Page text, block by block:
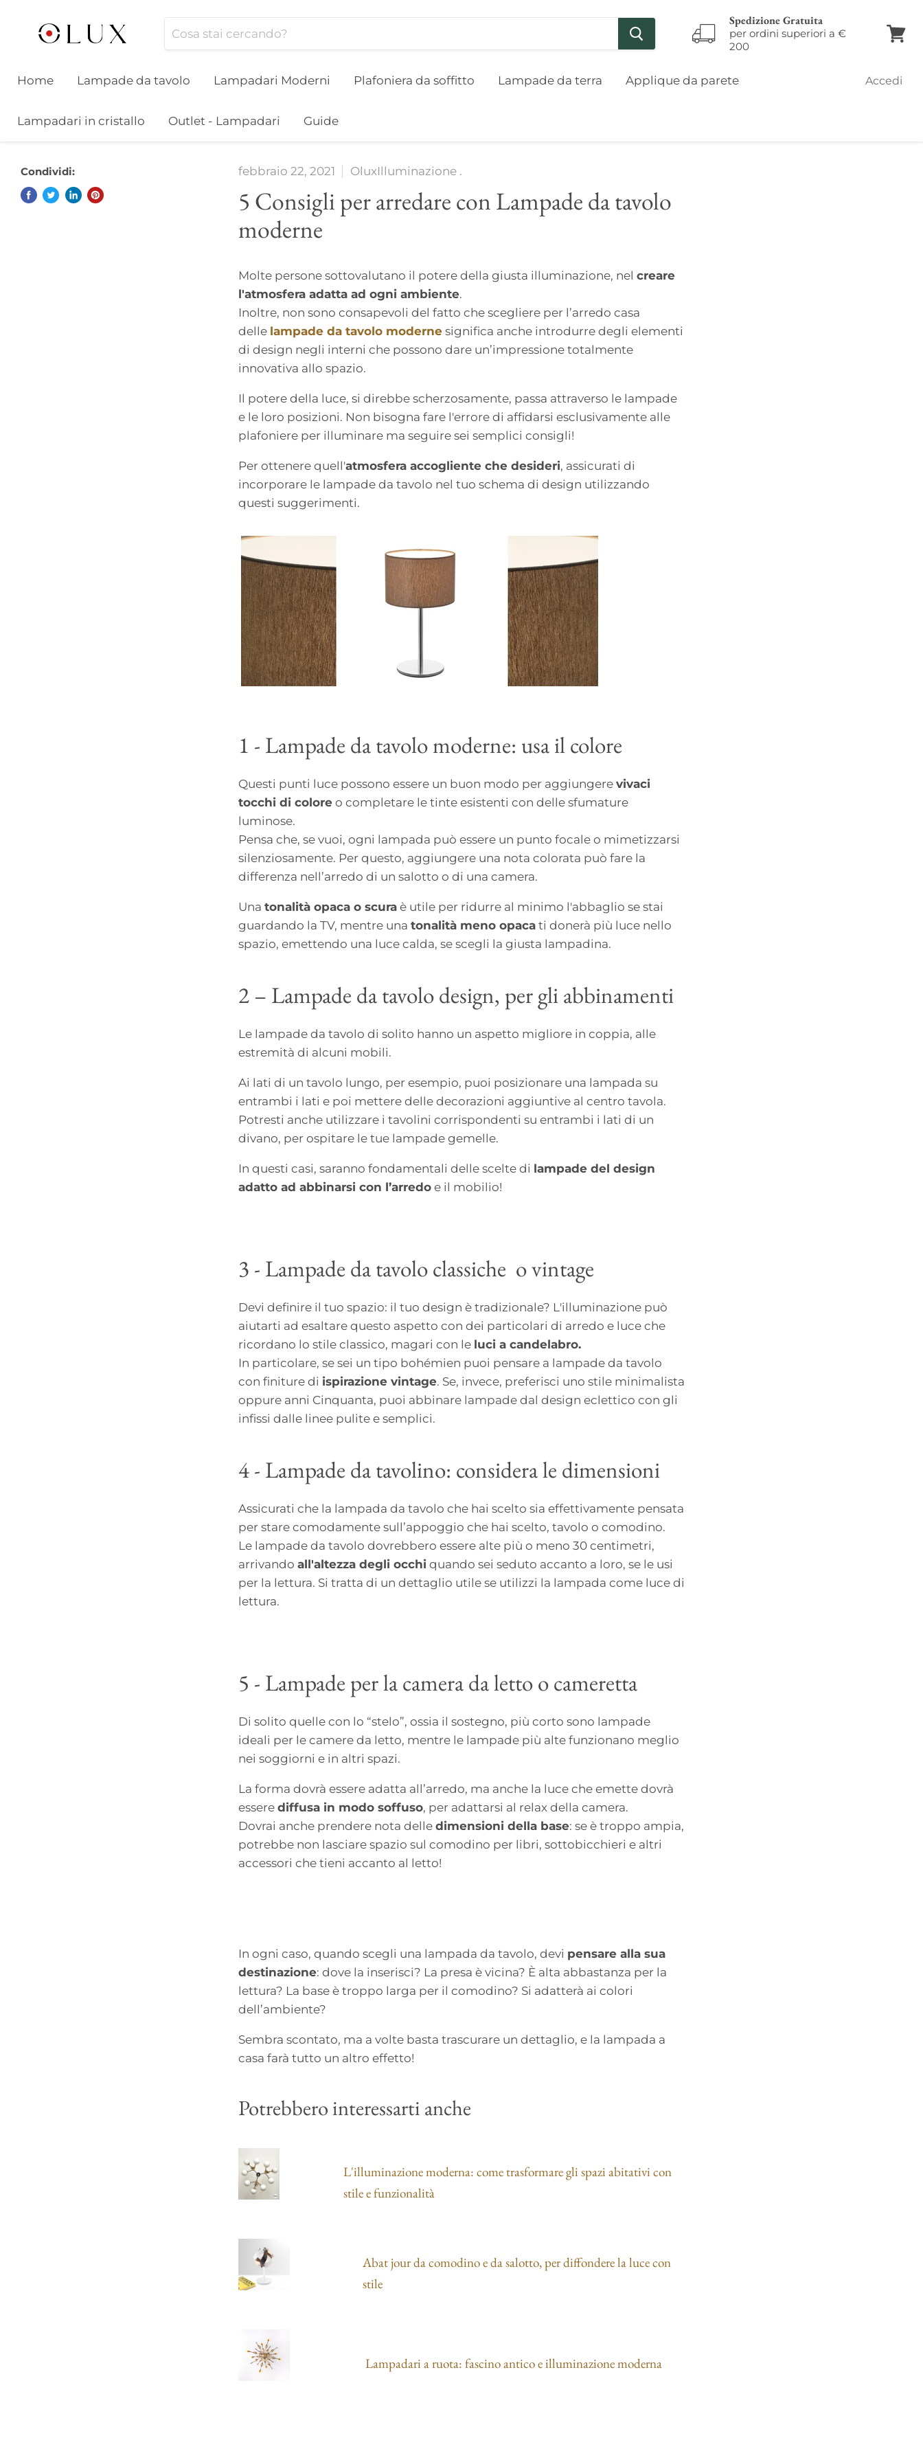
Spedizione Gratuita
per ordini superiori a €
200
Home Lampade da tavolo Lampadari Moderni Plafoniera da soffitto Lampade da terra Applique da parete
Lampadari in cristallo Outlet - Lampadari Guide
Accedi
Condividi: febbraio 22, 2021 OluxIlluminazione .
5 Consigli per arredare con Lampade da tavolo
moderne
Molte persone sottovalutano il potere della giusta illuminazione, nel creare
l'atmosfera adatta ad ogni ambiente.
Inoltre, non sono consapevoli del fatto che scegliere per l’arredo casa
delle lampade da tavolo moderne significa anche introdurre degli elementi
di design negli interni che possono dare un’impressione totalmente
innovativa allo spazio.
Il potere della luce, si direbbe scherzosamente, passa attraverso le lampade
e le loro posizioni. Non bisogna fare l'errore di affidarsi esclusivamente alle
plafoniere per illuminare ma seguire sei semplici consigli!
Per ottenere quell'atmosfera accogliente che desideri, assicurati di
incorporare le lampade da tavolo nel tuo schema di design utilizzando
questi suggerimenti.
1 - Lampade da tavolo moderne: usa il colore
Questi punti luce possono essere un buon modo per aggiungere vivaci
tocchi di colore o completare le tinte esistenti con delle sfumature
luminose.
Pensa che, se vuoi, ogni lampada può essere un punto focale o mimetizzarsi
silenziosamente. Per questo, aggiungere una nota colorata può fare la
differenza nell’arredo di un salotto o di una camera.
Una tonalità opaca o scura è utile per ridurre al minimo l'abbaglio se stai
guardando la TV, mentre una tonalità meno opaca ti donerà più luce nello
spazio, emettendo una luce calda, se scegli la giusta lampadina.
2 – Lampade da tavolo design, per gli abbinamenti
Le lampade da tavolo di solito hanno un aspetto migliore in coppia, alle
estremità di alcuni mobili.
Ai lati di un tavolo lungo, per esempio, puoi posizionare una lampada su
entrambi i lati e poi mettere delle decorazioni aggiuntive al centro tavola.
Potresti anche utilizzare i tavolini corrispondenti su entrambi i lati di un
divano, per ospitare le tue lampade gemelle.
In questi casi, saranno fondamentali delle scelte di lampade del design
adatto ad abbinarsi con l’arredo e il mobilio!
3 - Lampade da tavolo classiche o vintage
Devi definire il tuo spazio: il tuo design è tradizionale? L'illuminazione può
aiutarti ad esaltare questo aspetto con dei particolari di arredo e luce che
ricordano lo stile classico, magari con le luci a candelabro.
In particolare, se sei un tipo bohémien puoi pensare a lampade da tavolo
con finiture di ispirazione vintage. Se, invece, preferisci uno stile minimalista
oppure anni Cinquanta, puoi abbinare lampade dal design eclettico con gli
infissi dalle linee pulite e semplici.
4 - Lampade da tavolino: considera le dimensioni
Assicurati che la lampada da tavolo che hai scelto sia effettivamente pensata
per stare comodamente sull’appoggio che hai scelto, tavolo o comodino.
Le lampade da tavolo dovrebbero essere alte più o meno 30 centimetri,
arrivando all'altezza degli occhi quando sei seduto accanto a loro, se le usi
per la lettura. Si tratta di un dettaglio utile se utilizzi la lampada come luce di
lettura.
5 - Lampade per la camera da letto o cameretta
Di solito quelle con lo “stelo”, ossia il sostegno, più corto sono lampade
ideali per le camere da letto, mentre le lampade più alte funzionano meglio
nei soggiorni e in altri spazi.
La forma dovrà essere adatta all’arredo, ma anche la luce che emette dovrà
essere diffusa in modo soffuso, per adattarsi al relax della camera.
Dovrai anche prendere nota delle dimensioni della base: se è troppo ampia,
potrebbe non lasciare spazio sul comodino per libri, sottobicchieri e altri
accessori che tieni accanto al letto!
In ogni caso, quando scegli una lampada da tavolo, devi pensare alla sua
destinazione: dove la inserisci? La presa è vicina? È alta abbastanza per la
lettura? La base è troppo larga per il comodino? Si adatterà ai colori
dell’ambiente?
Sembra scontato, ma a volte basta trascurare un dettaglio, e la lampada a
casa farà tutto un altro effetto!
Potrebbero interessarti anche
L'illuminazione moderna: come trasformare gli spazi abitativi con
stile e funzionalità
Abat jour da comodino e da salotto, per diffondere la luce con
stile
Lampadari a ruota: fascino antico e illuminazione moderna